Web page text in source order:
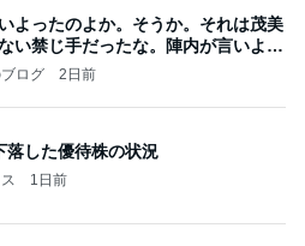
よったのよか。そうか。それは茂美
い禁じ手だったな。陣内が言いよる
ログ 2日前
落した優待株の状況
1日前